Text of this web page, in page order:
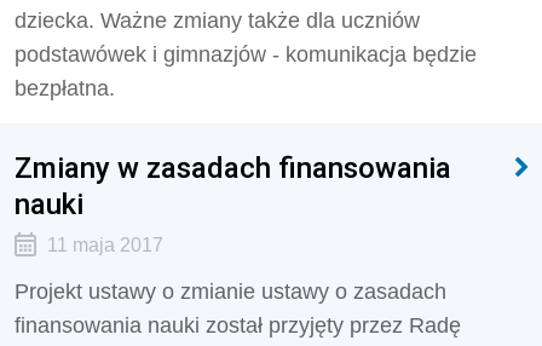
dziecka. Ważne zmiany także dla uczniów
podstawówek i gimnazjów - komunikacja będzie
bezpłatna.
Zmiany w zasadach finansowania
nauki
11 maja 2017
Projekt ustawy o zmianie ustawy o zasadach
finansowania nauki został przyjęty przez Radę